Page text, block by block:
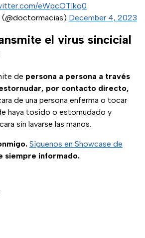
eWpcOTIkq0
(@doctormacias) December 4, 2023
el virus sincicial
de persona a persona a través
por contacto directo,
de una persona enferma o tocar
haya tosido o estornudado y
sin lavarse las manos.
Síguenos en Showcase de
siempre informado.